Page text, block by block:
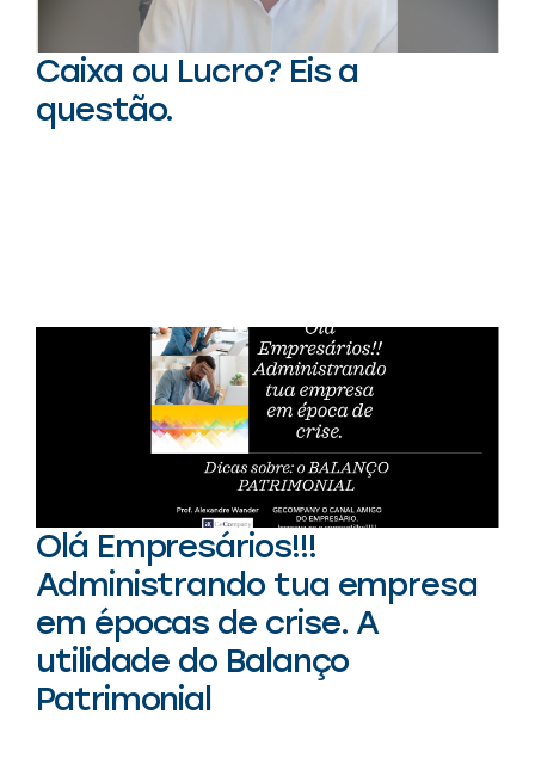
Caixa ou Lucro? Eis a
questão.
Olá Empresários!!!
Administrando tua empresa
em épocas de crise. A
utilidade do Balanço
Patrimonial